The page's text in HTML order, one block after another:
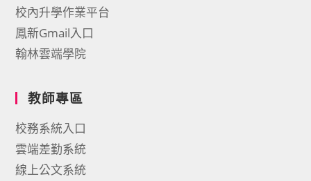
校內升學作業平台
鳳新Gmail入口
翰林雲端學院
教師專區
校務系統入口
雲端差勤系統
線上公文系統